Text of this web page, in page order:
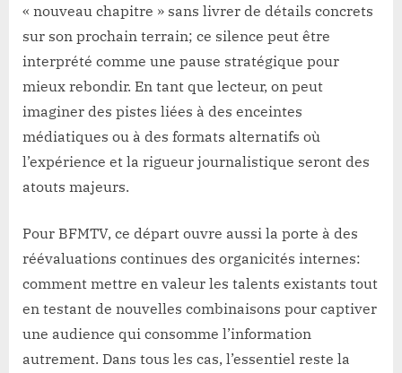
« nouveau chapitre » sans livrer de détails concrets
sur son prochain terrain; ce silence peut être
interprété comme une pause stratégique pour
mieux rebondir. En tant que lecteur, on peut
imaginer des pistes liées à des enceintes
médiatiques ou à des formats alternatifs où
l’expérience et la rigueur journalistique seront des
atouts majeurs.
Pour BFMTV, ce départ ouvre aussi la porte à des
réévaluations continues des organicités internes:
comment mettre en valeur les talents existants tout
en testant de nouvelles combinaisons pour captiver
une audience qui consomme l’information
autrement. Dans tous les cas, l’essentiel reste la